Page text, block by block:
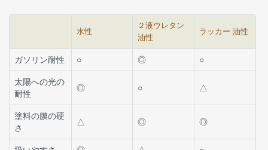
水性
２液ウレタン
油性
ラッカー 油性
ガソリン耐性 ○ ◎ ○
太陽への光の
耐性
◎ ○ △
塗料の膜の硬
さ
△ ◎ ◎